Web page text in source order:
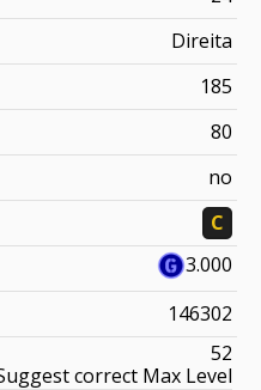
Direita
185
80
no
C
3.000
146302
52
correct Max Level